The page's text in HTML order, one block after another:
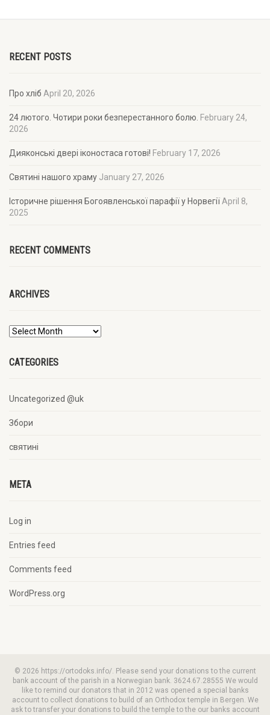
RECENT POSTS
Про хліб April 20, 2026
24 лютого. Чотири роки безперестанного болю. February 24,
2026
Дияконські двері іконостаса готові! February 17, 2026
Святині нашого храму January 27, 2026
Історичне рішення Богоявленської парафії у Норвегії April 8,
2025
RECENT COMMENTS
ARCHIVES
CATEGORIES
Uncategorized @uk
Збори
святині
META
Log in
Entries feed
Comments feed
WordPress.org
© 2026 https://ortodoks.info/. Please send your donations to the current
bank account of the parish in a Norwegian bank. 3624.67.28555 We would
like to remind our donators that in 2012 was opened a special banks
account to collect donations to build of an Orthodox temple in Bergen. We
ask to transfer your donations to build the temple to the our banks account